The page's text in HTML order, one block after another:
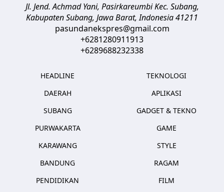
Jl. Jend. Achmad Yani, Pasirkareumbi Kec. Subang,
Kabupaten Subang, Jawa Barat,Indonesia41211
pasundanekspres@gmail.com
+6281280911913
+6289688232338
HEADLINE
DAERAH
SUBANG
PURWAKARTA
KARAWANG
BANDUNG
PENDIDIKAN
TEKNOLOGI
APLIKASI
GADGET & TEKNO
GAME
STYLE
RAGAM
FILM